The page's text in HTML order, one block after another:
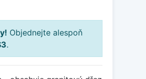
Objednejte alespoň
.